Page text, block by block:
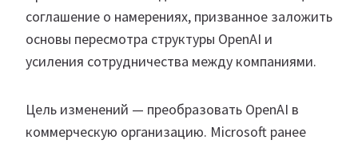
соглашение о намерениях, призванное заложить
основы пересмотра структуры OpenAI и
усиления сотрудничества между компаниями.
Цель изменений — преобразовать OpenAI в
коммерческую организацию. Microsoft ранее